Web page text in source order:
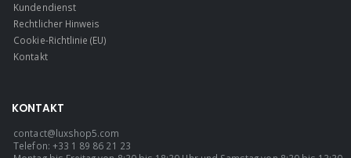
Kundendienst
Rechtlicher Hinweis
Cookie-Richtlinie (EU)
Kontakt
KONTAKT
contact@luxshop5.com
Telefon: +33 1 89 86 21 23